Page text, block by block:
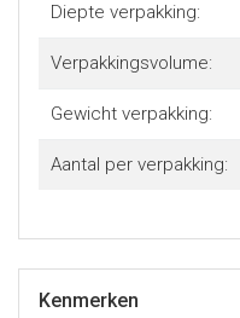
Diepte verpakking:
Verpakkingsvolume:
Gewicht verpakking:
Aantal per verpakking:
Kenmerken